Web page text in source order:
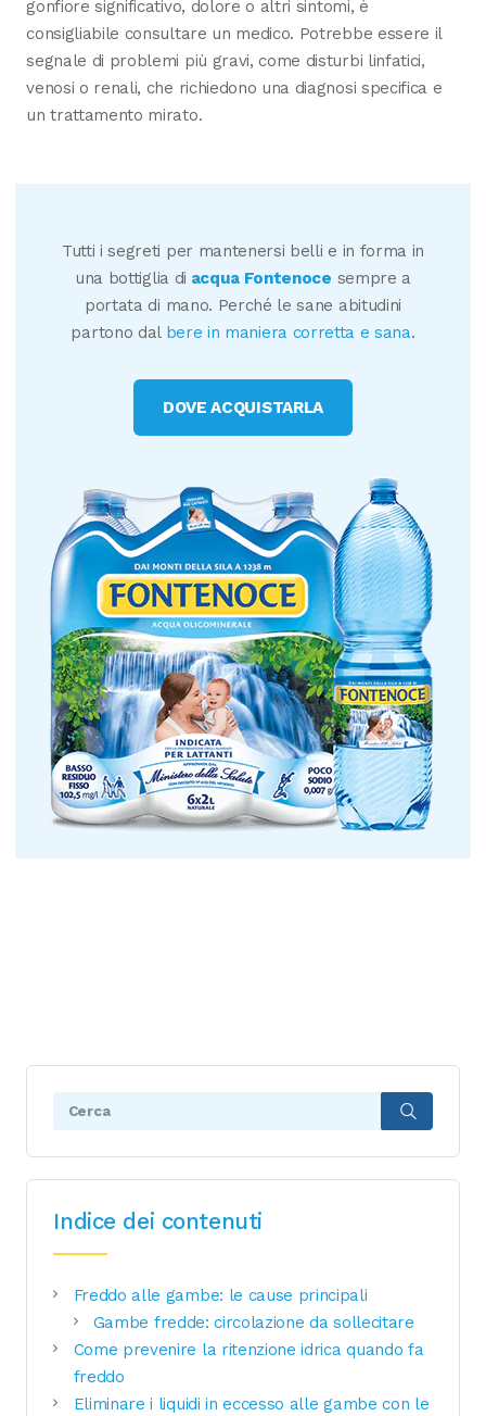
gonfiore significativo, dolore o altri sintomi, è
consigliabile consultare un medico. Potrebbe essere il
segnale di problemi più gravi, come disturbi linfatici,
venosi o renali, che richiedono una diagnosi specifica e
un trattamento mirato.
Tutti i segreti per mantenersi belli e in forma in
una bottiglia di acqua Fontenoce sempre a
portata di mano. Perché le sane abitudini
partono dal bere in maniera corretta e sana.
DOVE ACQUISTARLA
Search:
Indice dei contenuti
Freddo alle gambe: le cause principali
Gambe fredde: circolazione da sollecitare
Come prevenire la ritenzione idrica quando fa
freddo
Eliminare i liquidi in eccesso alle gambe con le